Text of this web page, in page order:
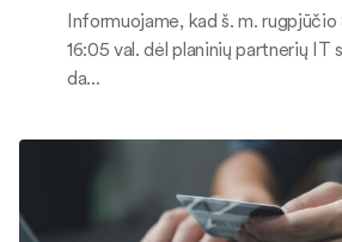
Informuojame, kad š. m. rugpjūčio
16:05 val. dėl planinių partnerių IT
da...